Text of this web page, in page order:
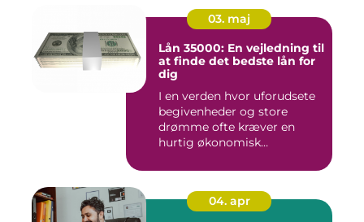
03. maj
Lån 35000: En vejledning til
at finde det bedste lån for
dig
I en verden hvor uforudsete
begivenheder og store
drømme ofte kræver en
hurtig økonomisk
04. apr